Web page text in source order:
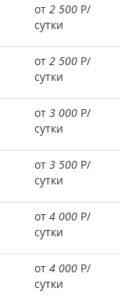
от 2 500 Р/
сутки
от 2 500 Р/
сутки
от 3 000 Р/
сутки
от 3 500 Р/
сутки
от 4 000 Р/
сутки
от 4 000 Р/
сутки